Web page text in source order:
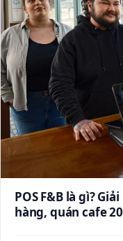
POS F&B là gì?
hàng, quán cafe